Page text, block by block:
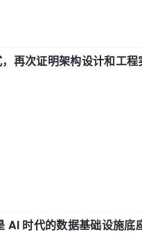
再次证明架构设计和工
AI 时代的数据基础设施底